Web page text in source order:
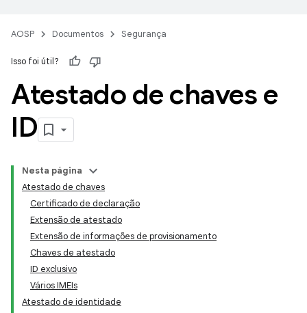
AOSP Documentos Segurança
Isso foi útil?
Atestado de chaves e
ID
Nesta página
Atestado de chaves
Certificado de declaração
Extensão de atestado
Extensão de informações de provisionamento
Chaves de atestado
ID exclusivo
Vários IMEIs
Atestado de identidade